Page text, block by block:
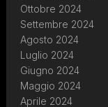
Ottobre 2024
Settembre 2024
Agosto 2024
Luglio 2024
Giugno 2024
Maggio 2024
Aprile 2024